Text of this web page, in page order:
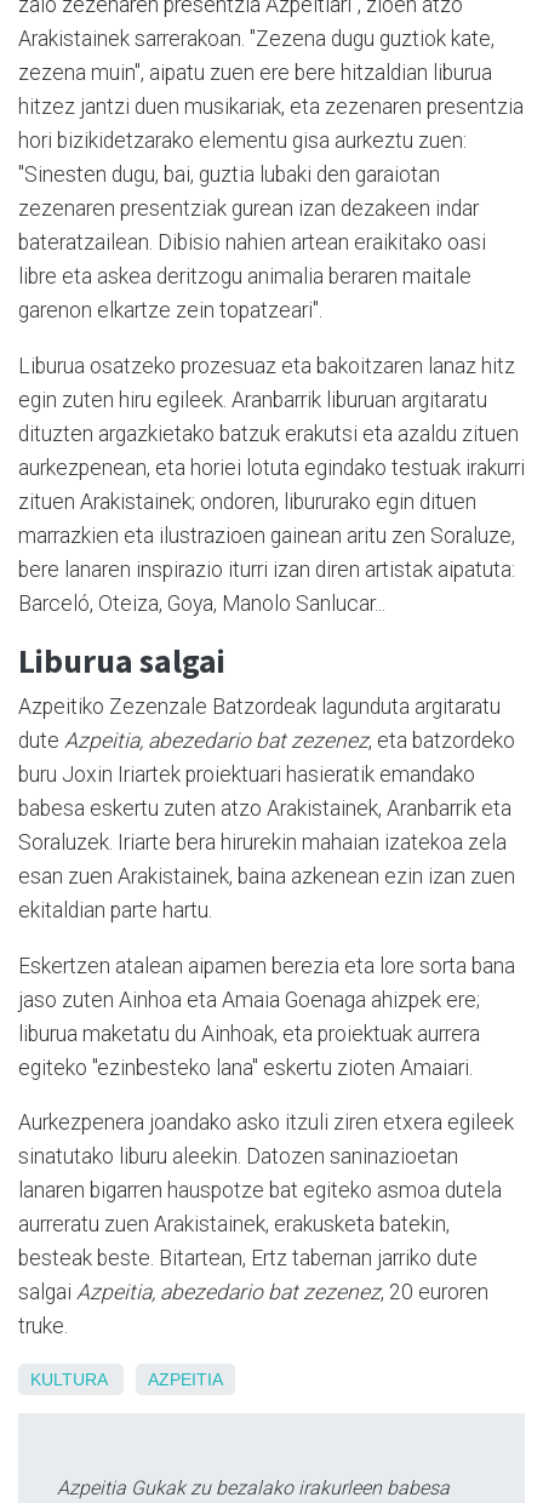
zaio zezenaren presentzia Azpeitiari", zioen atzo
Arakistainek sarrerakoan. "Zezena dugu guztiok kate,
zezena muin", aipatu zuen ere bere hitzaldian liburua
hitzez jantzi duen musikariak, eta zezenaren presentzia
hori bizikidetzarako elementu gisa aurkeztu zuen:
"Sinesten dugu, bai, guztia lubaki den garaiotan
zezenaren presentziak gurean izan dezakeen indar
bateratzailean. Dibisio nahien artean eraikitako oasi
libre eta askea deritzogu animalia beraren maitale
garenon elkartze zein topatzeari".
Liburua osatzeko prozesuaz eta bakoitzaren lanaz hitz
egin zuten hiru egileek. Aranbarrik liburuan argitaratu
dituzten argazkietako batzuk erakutsi eta azaldu zituen
aurkezpenean, eta horiei lotuta egindako testuak irakurri
zituen Arakistainek; ondoren, libururako egin dituen
marrazkien eta ilustrazioen gainean aritu zen Soraluze,
bere lanaren inspirazio iturri izan diren artistak aipatuta:
Barceló, Oteiza, Goya, Manolo Sanlucar...
Liburua salgai
Azpeitiko Zezenzale Batzordeak lagunduta argitaratu
dute Azpeitia, abezedario bat zezenez, eta batzordeko
buru Joxin Iriartek proiektuari hasieratik emandako
babesa eskertu zuten atzo Arakistainek, Aranbarrik eta
Soraluzek. Iriarte bera hirurekin mahaian izatekoa zela
esan zuen Arakistainek, baina azkenean ezin izan zuen
ekitaldian parte hartu.
Eskertzen atalean aipamen berezia eta lore sorta bana
jaso zuten Ainhoa eta Amaia Goenaga ahizpek ere;
liburua maketatu du Ainhoak, eta proiektuak aurrera
egiteko "ezinbesteko lana" eskertu zioten Amaiari.
Aurkezpenera joandako asko itzuli ziren etxera egileek
sinatutako liburu aleekin. Datozen saninazioetan
lanaren bigarren hauspotze bat egiteko asmoa dutela
aurreratu zuen Arakistainek, erakusketa batekin,
besteak beste. Bitartean, Ertz tabernan jarriko dute
salgai Azpeitia, abezedario bat zezenez, 20 euroren
truke.
KULTURA AZPEITIA
Azpeitia Gukak zu bezalako irakurleen babesa